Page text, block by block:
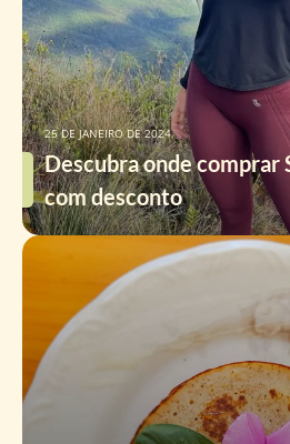
Descubra onde comprar
com desconto
25 DE JANEIRO DE 2024